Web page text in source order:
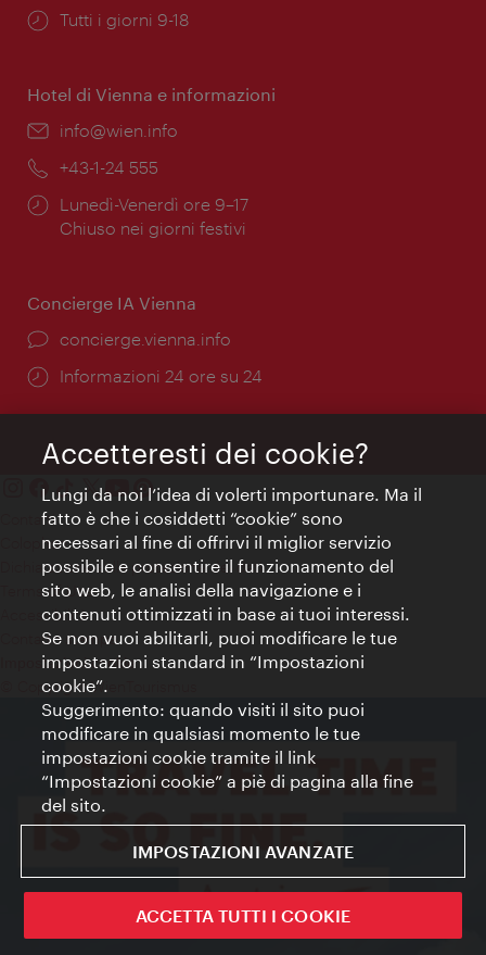
Orari
Tutti i giorni 9-18
Hotel di Vienna e informazioni
Email:
info@wien.info
Telefono:
+43-1-24 555
Orari
di
Lunedì-Venerdì ore 9–17
Chiuso nei giorni festivi
Concierge IA Vienna
Ort:
concierge.vienna.info
Öffnungszeiten:
Informazioni 24 ore su 24
Contatti
Colophon
Dichiarazione sulla protezione dei dati
Terms of Use
Accessibilità
Contatto stampa
Impostazioni cookie
© Copyright WienTourismus
Accetteresti dei cookie?
Lungi da noi l’idea di volerti importunare. Ma il
fatto è che i cosiddetti “cookie” sono
necessari al fine di offrirvi il miglior servizio
possibile e consentire il funzionamento del
sito web, le analisi della navigazione e i
contenuti ottimizzati in base ai tuoi interessi.
Se non vuoi abilitarli, puoi modificare le tue
impostazioni standard in “Impostazioni
cookie”.
Suggerimento: quando visiti il sito puoi
modificare in qualsiasi momento le tue
impostazioni cookie tramite il link
“Impostazioni cookie” a piè di pagina alla fine
del sito.
IMPOSTAZIONI AVANZATE
ACCETTA TUTTI I COOKIE